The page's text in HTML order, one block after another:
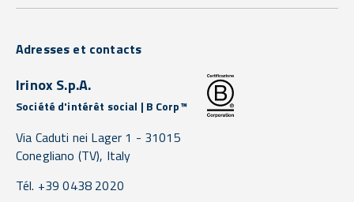
Adresses et contacts
Irinox S.p.A.
Société d'intérêt social | B Corp™
Via Caduti nei Lager 1 - 31015
Conegliano (TV), Italy
Tél. +39 0438 2020